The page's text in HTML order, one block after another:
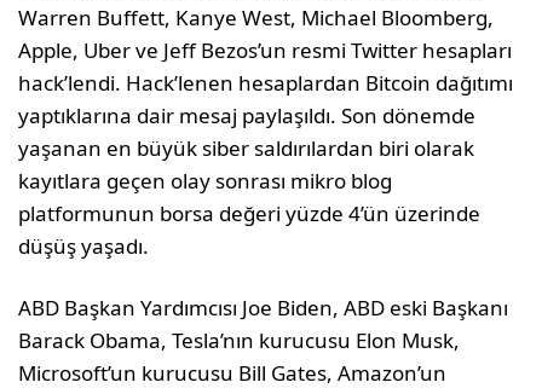
Warren Buffett, Kanye West, Michael Bloomberg,
Apple, Uber ve Jeff Bezos’un resmi Twitter hesapları
hack’lendi. Hack’lenen hesaplardan Bitcoin dağıtımı
yaptıklarına dair mesaj paylaşıldı. Son dönemde
yaşanan en büyük siber saldırılardan biri olarak
kayıtlara geçen olay sonrası mikro blog
platformunun borsa değeri yüzde 4’ün üzerinde
düşüş yaşadı.
ABD Başkan Yardımcısı Joe Biden, ABD eski Başkanı
Barack Obama, Tesla’nın kurucusu Elon Musk,
Microsoft’un kurucusu Bill Gates, Amazon’un